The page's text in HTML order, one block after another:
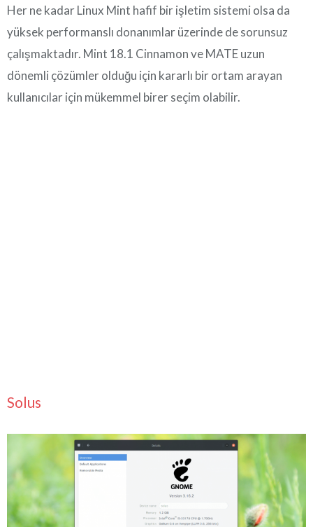
Her ne kadar Linux Mint hafif bir işletim sistemi olsa da
yüksek performanslı donanımlar üzerinde de sorunsuz
çalışmaktadır. Mint 18.1 Cinnamon ve MATE uzun
dönemli çözümler olduğu için kararlı bir ortam arayan
kullanıcılar için mükemmel birer seçim olabilir.
Solus